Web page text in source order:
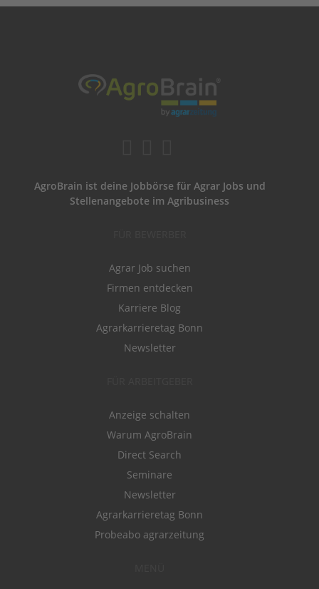
AgroBrain ist deine Jobbörse für Agrar Jobs und
Stellenangebote im Agribusiness
Agrar Job suchen
Firmen entdecken
Karriere Blog
Agrarkarrieretag Bonn
Newsletter
Anzeige schalten
Warum AgroBrain
Direct Search
Seminare
Newsletter
Agrarkarrieretag Bonn
Probeabo agrarzeitung